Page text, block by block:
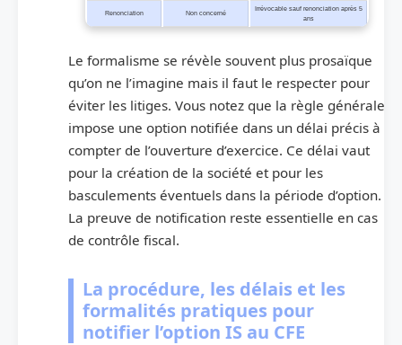
Renonciation Non concerné
Irrévocable sauf renonciation après 5
ans
Le formalisme se révèle souvent plus prosaïque
qu’on ne l’imagine mais il faut le respecter pour
éviter les litiges. Vous notez que la règle générale
impose une option notifiée dans un délai précis à
compter de l’ouverture d’exercice. Ce délai vaut
pour la création de la société et pour les
basculements éventuels dans la période d’option.
La preuve de notification reste essentielle en cas
de contrôle fiscal.
La procédure, les délais et les
formalités pratiques pour
notifier l’option IS au CFE